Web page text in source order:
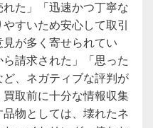
た」「迅速かつ丁寧な
すいため安心して取引
が多く寄せられてい
請求された」「思った
、ネガティブな評判が
取前に十分な情報収集
物としては、壊れたネ